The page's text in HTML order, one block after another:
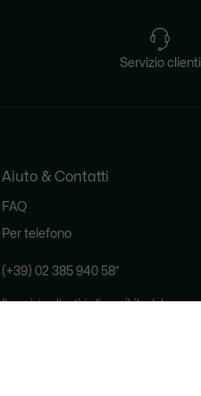
Servizio clienti
Aiuto & Contatti
FAQ
Per telefono
(+39) 02 385 940 58*
Il servizio clienti è disponibile dal